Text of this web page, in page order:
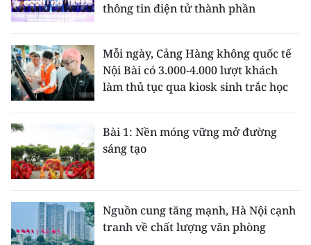
thông tin điện tử thành phần
Mỗi ngày, Cảng Hàng không quốc tế
Nội Bài có 3.000-4.000 lượt khách
làm thủ tục qua kiosk sinh trắc học
Bài 1: Nền móng vững mở đường
sáng tạo
Nguồn cung tăng mạnh, Hà Nội cạnh
tranh về chất lượng văn phòng